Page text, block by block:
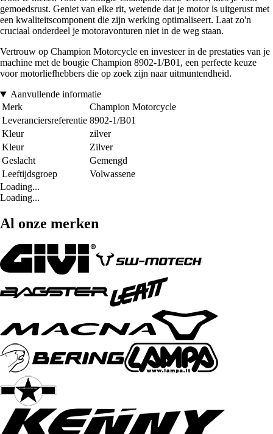
gemoedsrust. Geniet van elke rit, wetende dat je motor is uitgerust met
een kwaliteitscomponent die zijn werking optimaliseert. Laat zo'n
cruciaal onderdeel je motoravonturen niet in de weg staan.
Vertrouw op Champion Motorcycle en investeer in de prestaties van je
machine met de bougie Champion 8902-1/B01, een perfecte keuze
voor motorliefhebbers die op zoek zijn naar uitmuntendheid.
Aanvullende informatie
Merk
Champion Motorcycle
Leveranciersreferentie 8902-1/B01
Kleur
zilver
Kleur
Zilver
Geslacht
Gemengd
Leeftijdsgroep
Volwassene
Loading...
Loading...
Al onze merken